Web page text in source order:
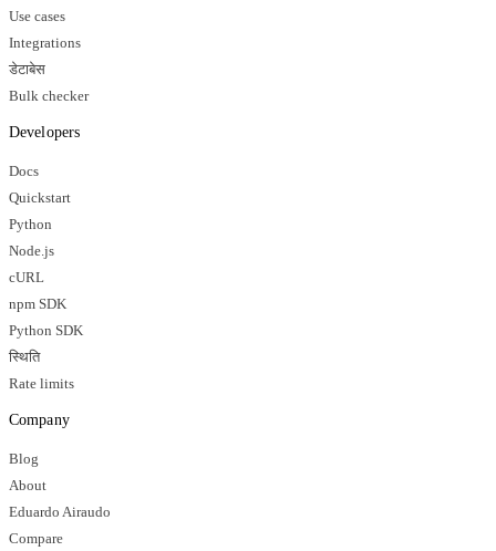
Use cases
Integrations
डेटाबेस
Bulk checker
Developers
Docs
Quickstart
Python
Node.js
cURL
npm SDK
Python SDK
स्थिति
Rate limits
Company
Blog
About
Eduardo Airaudo
Compare